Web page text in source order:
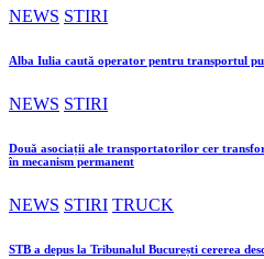
NEWS STIRI
Alba Iulia caută operator pentru transportul
NEWS STIRI
Două asociații ale transportatorilor cer
în mecanism permanent
NEWS STIRI TRUCK
STB a depus la Tribunalul București cererea